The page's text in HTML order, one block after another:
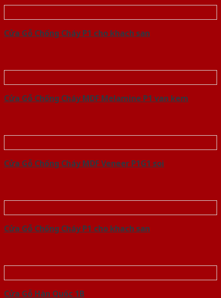
Cửa Gỗ Chống Cháy P1 cho khach san
Cửa Gỗ Chống Cháy MDF Melamine P1 van kem
Cửa Gỗ Chống Cháy MDF Veneer P1G1 soi
Cửa Gỗ Chống Cháy P1 cho khach san
Cửa Gỗ Hàn Quốc 1B